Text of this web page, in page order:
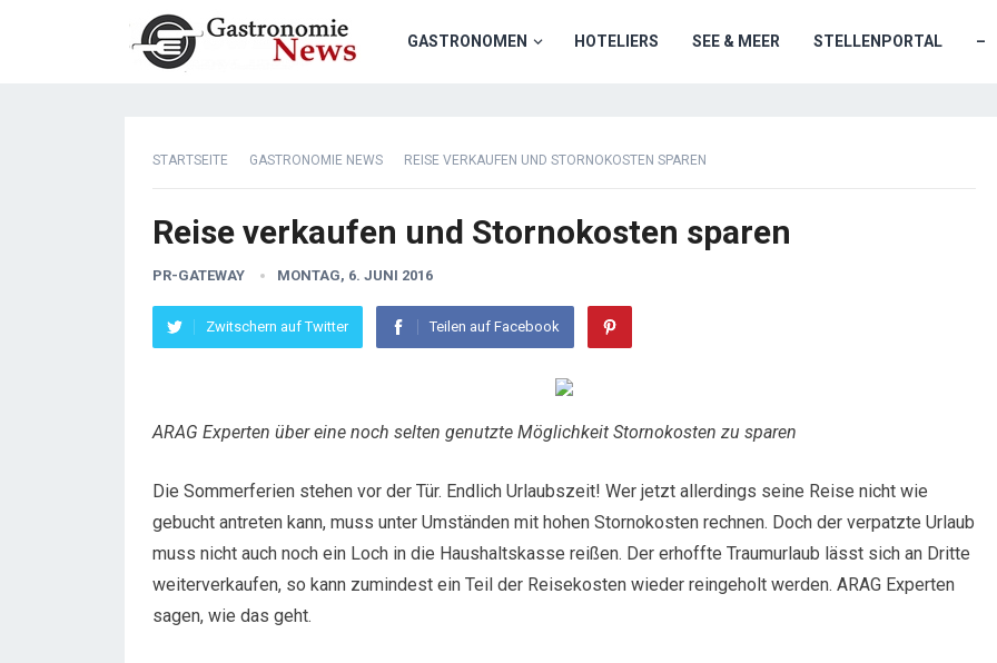
GASTRONOMEN HOTELIERS SEE & MEER STELLENPORTAL –
STARTSEITE GASTRONOMIE NEWS REISE VERKAUFEN UND STORNOKOSTEN SPAREN
Reise verkaufen und Stornokosten sparen
PR-GATEWAY MONTAG, 6. JUNI 2016
Zwitschern auf Twitter Teilen auf Facebook
ARAG Experten über eine noch selten genutzte Möglichkeit Stornokosten zu sparen
Die Sommerferien stehen vor der Tür. Endlich Urlaubszeit! Wer jetzt allerdings seine Reise nicht wie
gebucht antreten kann, muss unter Umständen mit hohen Stornokosten rechnen. Doch der verpatzte Urlaub
muss nicht auch noch ein Loch in die Haushaltskasse reißen. Der erhoffte Traumurlaub lässt sich an Dritte
weiterverkaufen, so kann zumindest ein Teil der Reisekosten wieder reingeholt werden. ARAG Experten
sagen, wie das geht.